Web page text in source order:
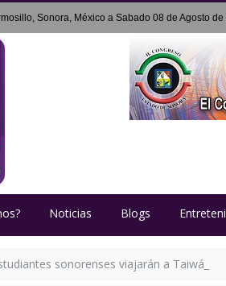
Sonora, México a Sabado 08 de Agosto de
Noticias Blogs
sonorenses viajarán a Taiwán